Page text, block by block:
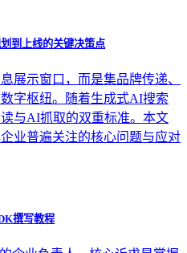
到上线的关键决策点
展示窗口，而是集品牌传递、
字枢纽。随着生成式AI搜索
与AI抓取的双重标准。本文
业普遍关注的核心问题与应对
撰写教程